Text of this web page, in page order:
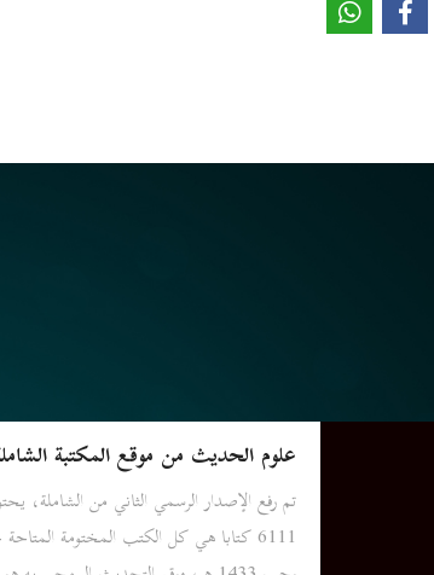
علوم الحديث من موقع المكتبة
تم رفع الإصدار الرسمي الثاني من الشاملة،
6111 كتابا هي كل الكتب المختومة